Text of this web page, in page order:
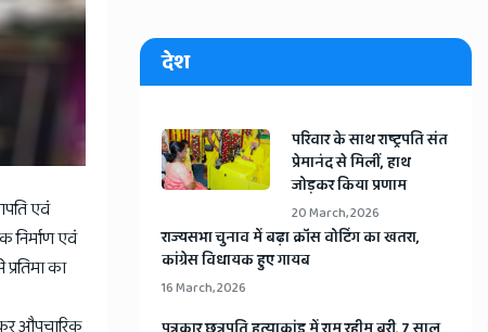
एवं
निर्माण एवं
का
देश
​परिवार के साथ राष्ट्रपति संत
प्रेमानंद से मिलीं, हाथ
जोड़कर किया प्रणाम
20 March, 2026
​राज्यसभा चुनाव में बढ़ा क्रॉस वोटिंग का खतरा,
कांग्रेस विधायक हुए गायब
16 March, 2026